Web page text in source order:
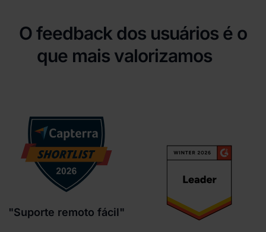
O feedback dos usuários é o
que mais valorizamos
"Suporte remoto fácil"